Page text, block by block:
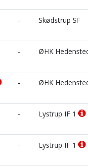
- Skødstrup SF
- ØHK
- ØHK
- Lystrup IF 1
- Lystrup IF 1